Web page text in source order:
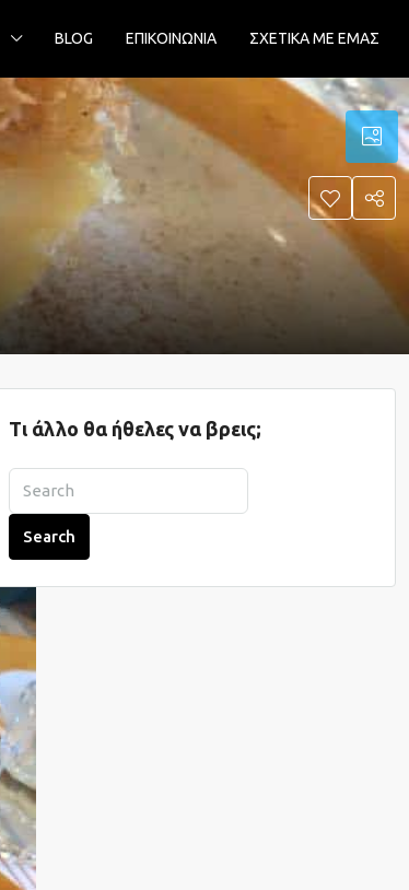
BLOG ΕΠΙΚΟΙΝΩΝΙΑ ΣΧΕΤΙΚΑ ΜΕ ΕΜΑΣ
Τι άλλο θα ήθελες να βρεις;
Search